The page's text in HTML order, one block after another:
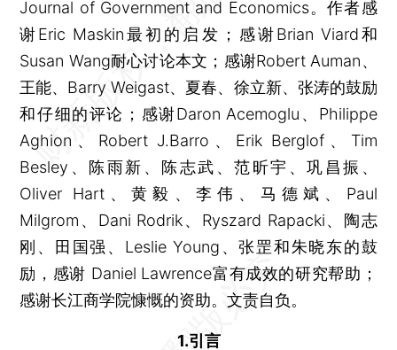
Journal of Government and Economics。作者感
谢Eric Maskin最初的启发；感谢Brian Viard和
Susan Wang耐心讨论本文；感谢Robert Auman、
王能、Barry Weigast、夏春、徐立新、张涛的鼓励
和仔细的评论；感谢Daron Acemoglu、Philippe
Aghion、Robert J.Barro、Erik Berglof、Tim
Besley、陈雨新、陈志武、范昕宇、巩昌振、
Oliver Hart、黄毅、李伟、马德斌、Paul
Milgrom、Dani Rodrik、Ryszard Rapacki、陶志
刚、田国强、Leslie Young、张罡和朱晓东的鼓
励，感谢 Daniel Lawrence富有成效的研究帮助；
感谢长江商学院慷慨的资助。文责自负。
1.引言